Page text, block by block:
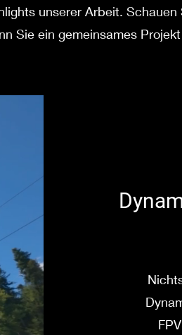
unserer Arbeit.
Sie ein gemeinsames